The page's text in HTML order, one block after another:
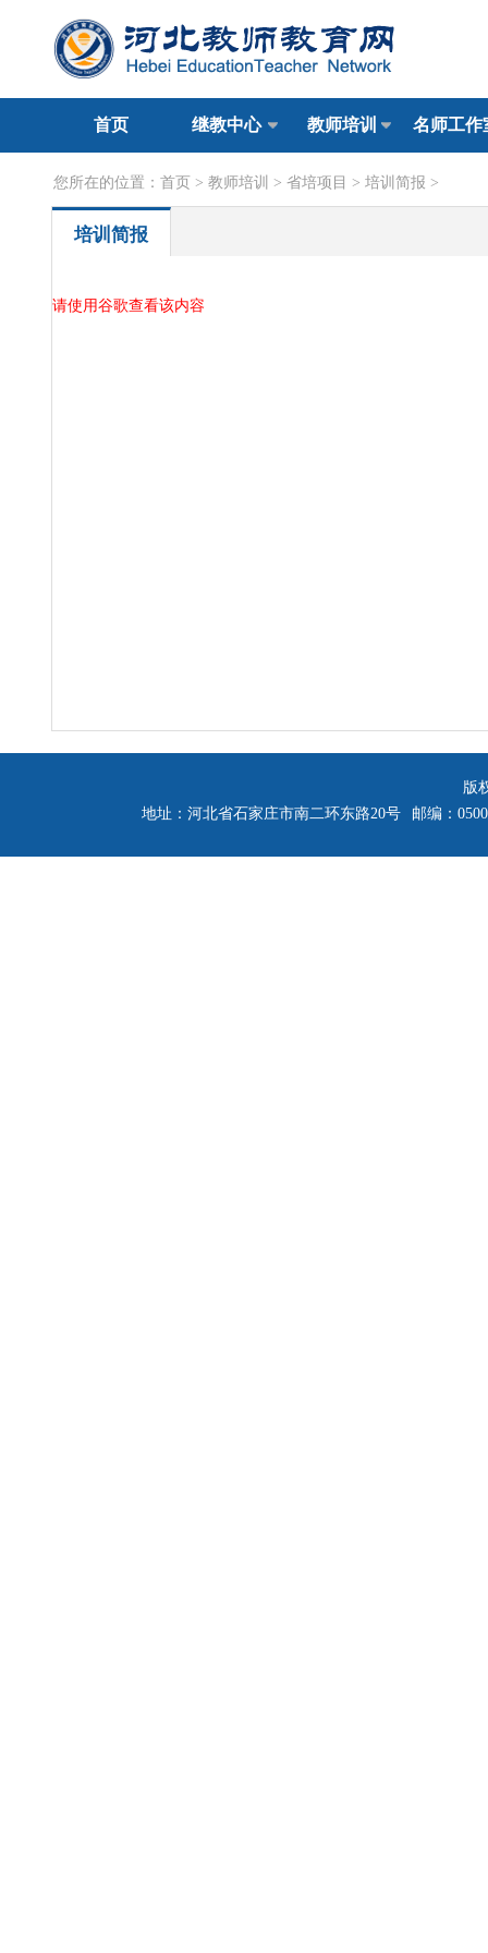
首页 继教中心 教师培训 名师工作
您所在的位置： 首页 > 教师培训 > 省培项目 > 培训简报 >
培训简报
请使用谷歌查看该内容
版
地址：河北省石家庄市南二环东路20号
邮编：